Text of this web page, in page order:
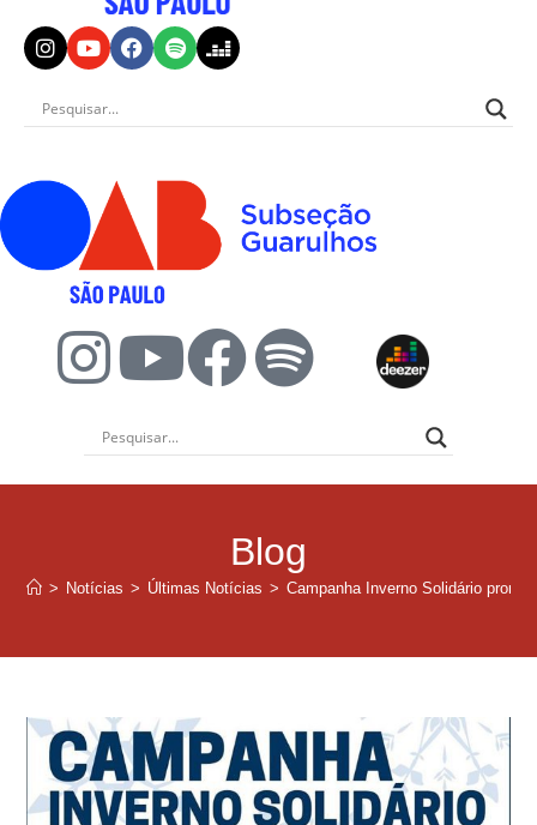
Blog
> Notícias > Últimas Notícias > Campanha Inverno Solidário